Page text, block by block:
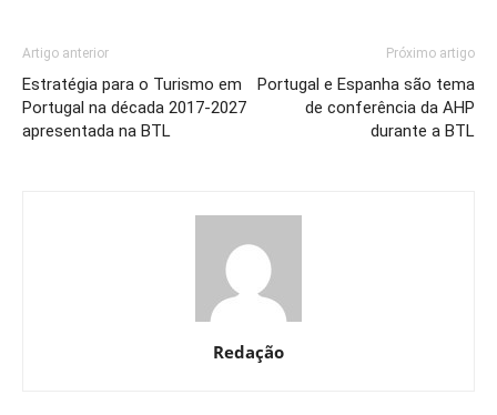
Artigo anterior
Estratégia para o Turismo em
Portugal na década 2017-2027
apresentada na BTL
Próximo artigo
Portugal e Espanha são tema
de conferência da AHP
durante a BTL
Redação